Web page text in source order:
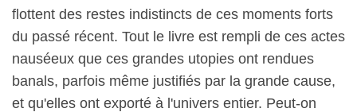
flottent des restes indistincts de ces moments forts
du passé récent. Tout le livre est rempli de ces actes
nauséeux que ces grandes utopies ont rendues
banals, parfois même justifiés par la grande cause,
et qu'elles ont exporté à l'univers entier. Peut-on